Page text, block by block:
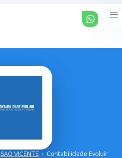
SAO VICENTE › Contabilidade Evoluir